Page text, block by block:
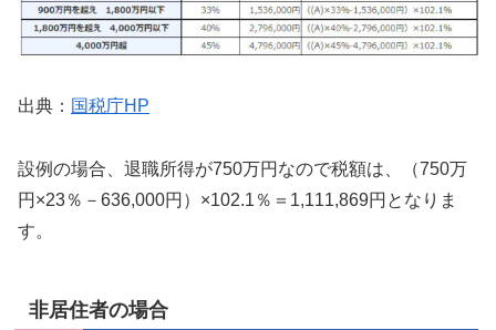
出典： 国税庁HP
設例の場合、退職所得が750万円なので税額は、（750万
円×23％－636,000円）×102.1％＝1,111,869円となりま
す。
非居住者の場合